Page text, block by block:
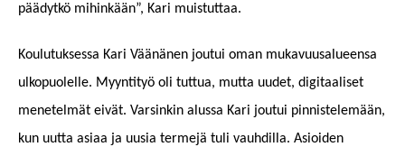
päädytkö mihinkään”, Kari muistuttaa.
Koulutuksessa Kari Väänänen joutui oman mukavuusalueensa
ulkopuolelle. Myyntityö oli tuttua, mutta uudet, digitaaliset
menetelmät eivät. Varsinkin alussa Kari joutui pinnistelemään,
kun uutta asiaa ja uusia termejä tuli vauhdilla. Asioiden